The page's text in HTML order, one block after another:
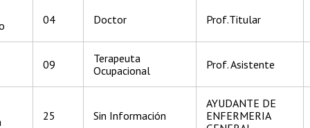
04 Doctor Prof.Titular
09
Terapeuta
Ocupacional
Prof. Asistente
25 Sin Información
AYUDANTE DE
ENFERMERIA